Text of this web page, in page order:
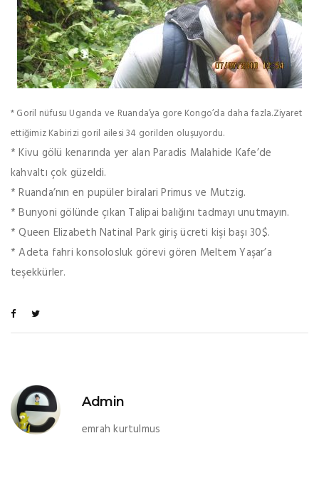
* Goril nüfusu Uganda ve Ruanda’ya gore Kongo’da daha fazla.Ziyaret
ettiğimiz Kabirizi goril ailesi 34 gorilden oluşuyordu.
* Kivu gölü kenarında yer alan Paradis Malahide Kafe’de
kahvaltı çok güzeldi.
* Ruanda’nın en pupüler biralari Primus ve Mutzig.
* Bunyoni gölünde çıkan Talipai balığını tadmayı unutmayın.
* Queen Elizabeth Natinal Park giriş ücreti kişi başı 30$.
* Adeta fahri konsolosluk görevi gören Meltem Yaşar’a
teşekkürler.
Admin
emrah kurtulmus